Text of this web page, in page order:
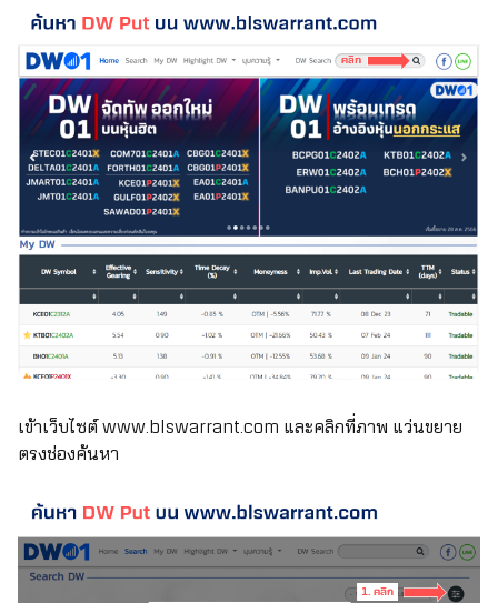
เข้าเว็บไซต์www.blswarrant.com และคลิกที่ภาพ แว่นขยาย
ตรงช่องค้นหา